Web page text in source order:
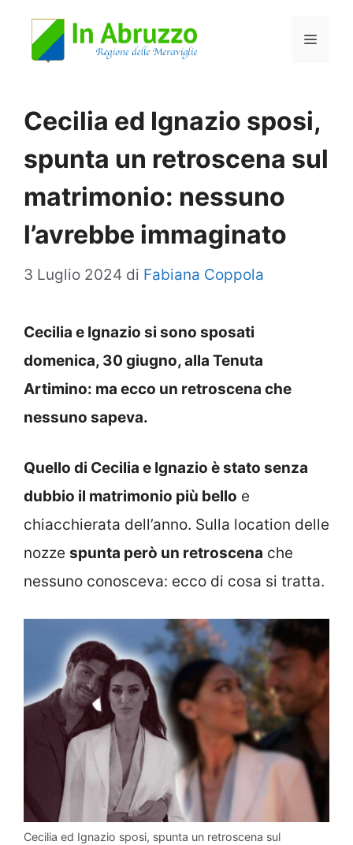
Menu
Cecilia ed Ignazio sposi,
spunta un retroscena sul
matrimonio: nessuno
l’avrebbe immaginato
3 Luglio 2024 di Fabiana Coppola
Cecilia e Ignazio si sono sposati
domenica, 30 giugno, alla Tenuta
Artimino: ma ecco un retroscena che
nessuno sapeva.
Quello di Cecilia e Ignazio è stato senza
dubbio il matrimonio più bello e
chiacchierata dell’anno. Sulla location delle
nozze spunta però un retroscena che
nessuno conosceva: ecco di cosa si tratta.
Cecilia ed Ignazio sposi, spunta un retroscena sul